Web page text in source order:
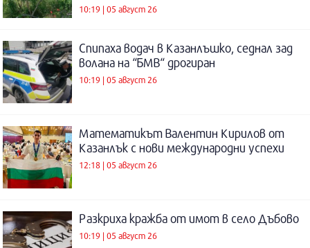
10:19 | 05 август 26
Спипаха водач в Казанлъшко, седнал зад
волана на “БМВ“ дрогиран
10:19 | 05 август 26
Математикът Валентин Кирилов от
Казанлък с нови международни успехи
12:18 | 05 август 26
Разкриха кражба от имот в село Дъбово
10:19 | 05 август 26